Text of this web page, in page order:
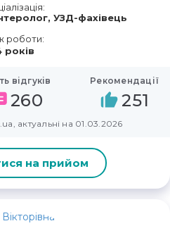
УЗД-фахівець
роботи:
років
відгуків
260
Рекомендації
251
актуальні на 01.03.2026
на прийом